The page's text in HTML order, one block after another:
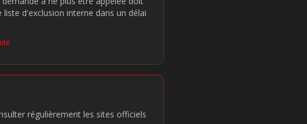
d'exclusion interne dans un délai
régulièrement les sites officiels